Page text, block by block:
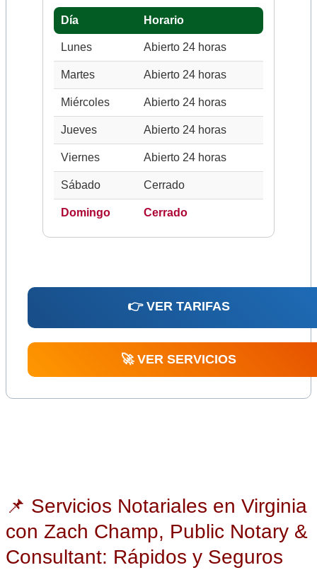
Día Horario
Lunes Abierto 24 horas
Martes Abierto 24 horas
Miércoles Abierto 24 horas
Jueves Abierto 24 horas
Viernes Abierto 24 horas
Sábado Cerrado
Domingo Cerrado
👉 VER TARIFAS
🚀 VER SERVICIOS
📌 Servicios Notariales en Virginia
con Zach Champ, Public Notary &
Consultant: Rápidos y Seguros